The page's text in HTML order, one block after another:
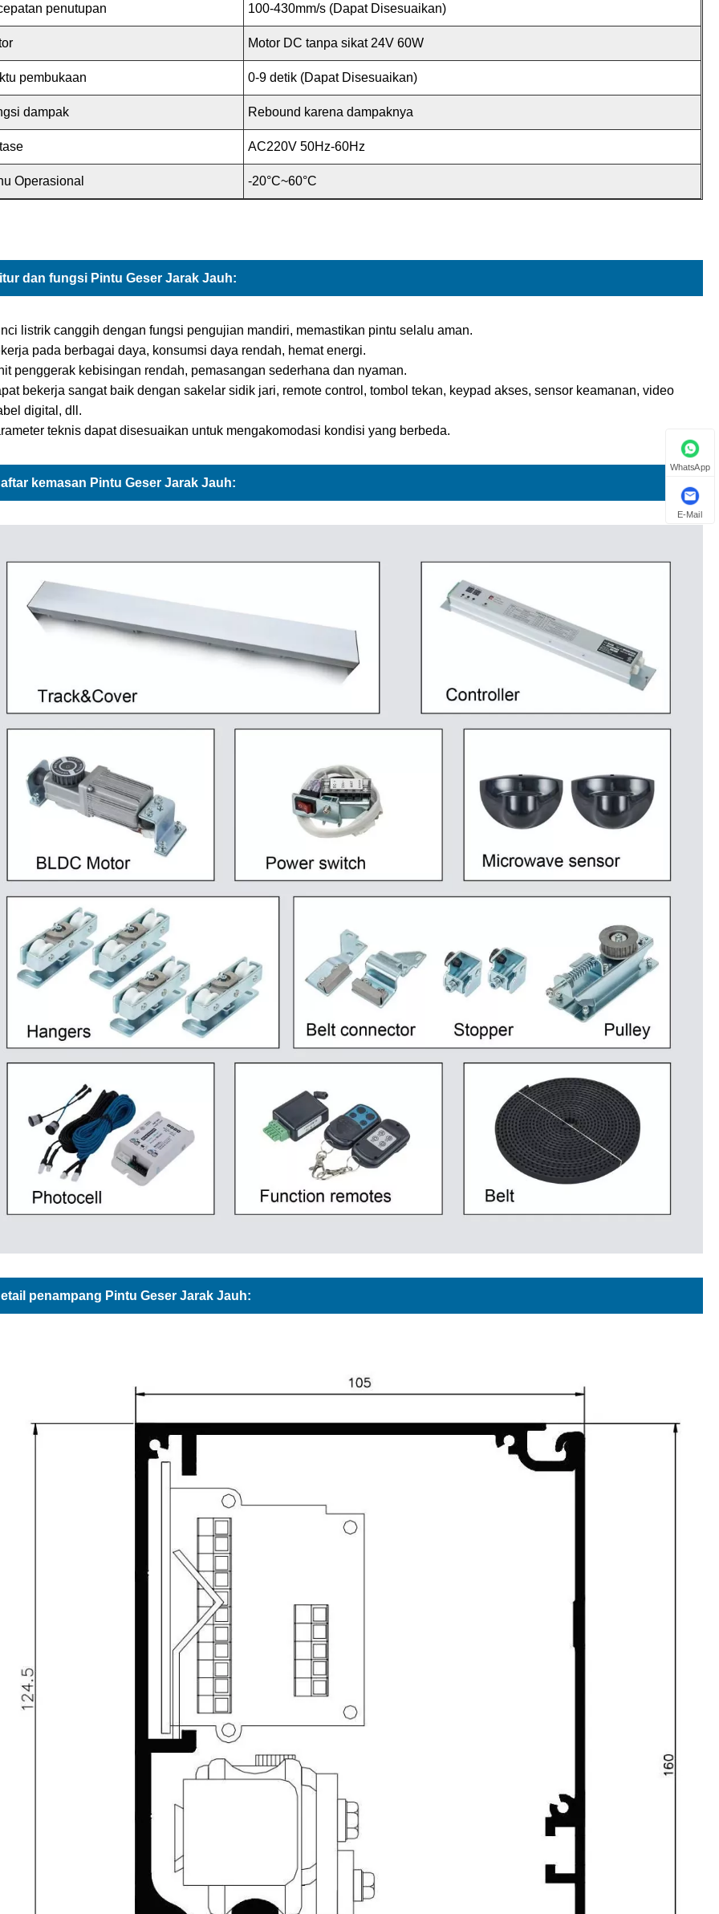
penutupan 100-430mm/s (Dapat Disesuaikan)
Motor DC tanpa sikat 24V 60W
pembukaan 0-9 detik (Dapat Disesuaikan)
dampak Rebound karena dampaknya
AC220V 50Hz-60Hz
Operasional -20°C~60°C
dan fungsi Pintu Geser Jarak Jauh:
listrik canggih dengan fungsi pengujian mandiri, memastikan pintu selalu aman.
pada berbagai daya, konsumsi daya rendah, hemat energi.
penggerak kebisingan rendah, pemasangan sederhana dan nyaman.
bekerja sangat baik dengan sakelar sidik jari, remote control, tombol tekan, keypad akses, sensor keamanan, video
digital, dll.
teknis dapat disesuaikan untuk mengakomodasi kondisi yang berbeda.
kemasan Pintu Geser Jarak Jauh:
penampang Pintu Geser Jarak Jauh:
WhatsApp
E-Mail